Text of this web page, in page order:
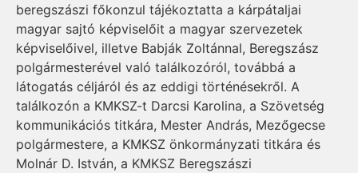
beregszászi főkonzul tájékoztatta a kárpátaljai
magyar sajtó képviselőit a magyar szervezetek
képviselőivel, illetve Babják Zoltánnal, Beregszász
polgármesterével való találkozóról, továbbá a
látogatás céljáról és az eddigi történésekről. A
találkozón a KMKSZ-t Darcsi Karolina, a Szövetség
kommunikációs titkára, Mester András, Mezőgecse
polgármestere, a KMKSZ önkormányzati titkára és
Molnár D. István, a KMKSZ Beregszászi